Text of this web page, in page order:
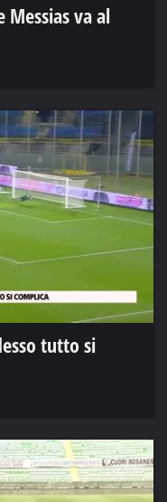
va al
tutto si